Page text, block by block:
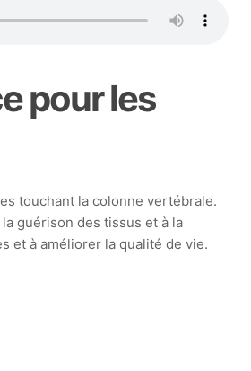
pour les
touchant la colonne vertébrale.
guérison des tissus et à la
et à améliorer la qualité de vie.